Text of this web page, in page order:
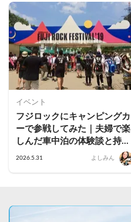
イベント
フジロックにキャンピングカ
ーで参戦してみた｜夫婦で楽
しんだ車中泊の体験談と持ち
2026.5.31 よしみん